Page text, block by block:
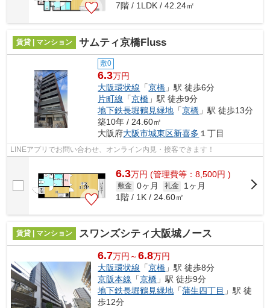
7階 / 1LDK / 42.24㎡
賃貸 | マンション サムティ京橋Fⅼuss
敷0
6.3万円
大阪環状線 「京橋 」駅 徒歩6分
片町線 「京橋 」駅 徒歩9分
地下鉄長堀鶴見緑地 「京橋 」駅 徒歩13分
築10年 / 24.60㎡
大阪府大阪市城東区新喜多 １丁目
LINEアプリでお問い合わせ、オンライン内見・接客できます！
6.3万円 (管理費等：8,500円 )
敷金 0ヶ月 礼金
1ヶ月
1階 / 1K / 24.60㎡
賃貸 | マンション スワンズシティ大阪城ノース
6.7万円～6.8万円
大阪環状線 「京橋 」駅 徒歩8分
京阪本線 「京橋 」駅 徒歩9分
地下鉄長堀鶴見緑地 「蒲生四丁目 」駅 徒
歩12分